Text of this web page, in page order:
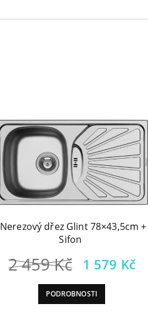
Nerezový dřez Glint 78×43,5cm +
Sifon
2 459Kč Původní
cena
byla:
1 579 Kč
PODROBNOSTI